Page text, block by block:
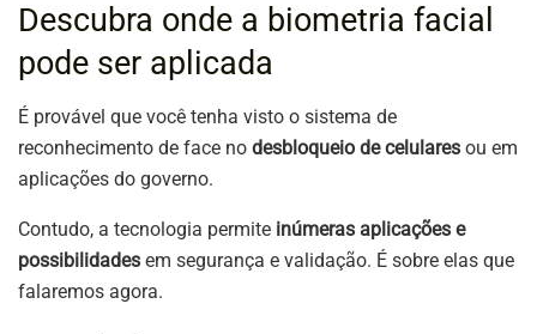
Descubra onde a biometria facial
pode ser aplicada
É provável que você tenha visto o sistema de
reconhecimento de face no desbloqueio de celulares ou em
aplicações do governo.
Contudo, a tecnologia permite inúmeras aplicações e
possibilidades em segurança e validação. É sobre elas que
falaremos agora.